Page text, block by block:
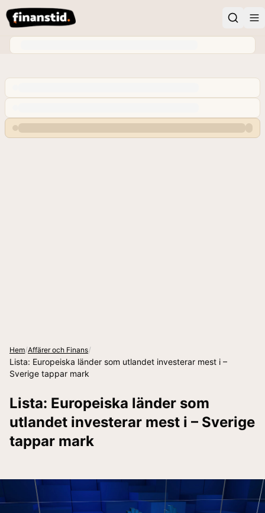
Hem/Affärer och Finans/
Lista: Europeiska länder som utlandet investerar mest i –
Sverige tappar mark
Lista: Europeiska länder som
utlandet investerar mest i – Sverige
tappar mark